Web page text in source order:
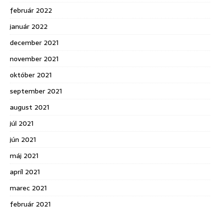
február 2022
január 2022
december 2021
november 2021
október 2021
september 2021
august 2021
júl 2021
jún 2021
máj 2021
apríl 2021
marec 2021
február 2021